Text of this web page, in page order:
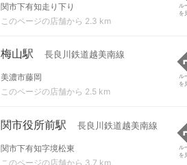
関市下有知走り下り
このページの店舗から 2.3 km
ル
を
梅山駅 長良川鉄道越美南線
美濃市藤岡
このページの店舗から 2.5 km
ル
を
関市役所前駅 長良川鉄道越美南線
関市下有知字境松東
このページの店舗から 3.7 km
ル
を